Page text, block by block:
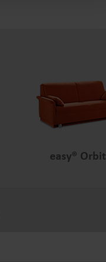
easy® Orbit